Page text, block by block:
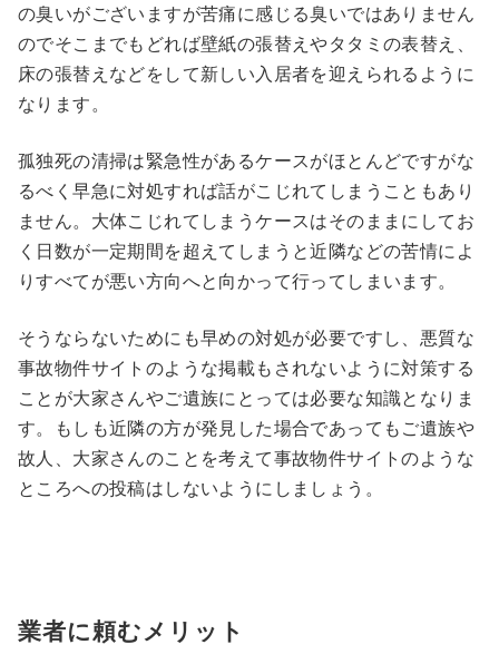
の臭いがございますが苦痛に感じる臭いではありません
のでそこまでもどれば壁紙の張替えやタタミの表替え、
床の張替えなどをして新しい入居者を迎えられるように
なります。
孤独死の清掃は緊急性があるケースがほとんどですがな
るべく早急に対処すれば話がこじれてしまうこともあり
ません。大体こじれてしまうケースはそのままにしてお
く日数が一定期間を超えてしまうと近隣などの苦情によ
りすべてが悪い方向へと向かって行ってしまいます。
そうならないためにも早めの対処が必要ですし、悪質な
事故物件サイトのような掲載もされないように対策する
ことが大家さんやご遺族にとっては必要な知識となりま
す。もしも近隣の方が発見した場合であってもご遺族や
故人、大家さんのことを考えて事故物件サイトのような
ところへの投稿はしないようにしましょう。
業者に頼むメリット